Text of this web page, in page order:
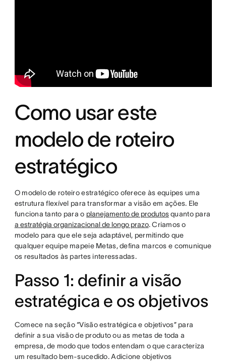
Como usar este
modelo de roteiro
estratégico
O modelo de roteiro estratégico oferece às equipes uma
estrutura flexível para transformar a visão em ações. Ele
funciona tanto para o planejamento de produtosquanto para
a estratégia organizacional de longo prazo. Criamos o
modelo para que ele seja adaptável, permitindo que
qualquer equipe mapeie Metas, defina marcos e comunique
os resultados às partes interessadas.
Passo 1: definir a visão
estratégica e os objetivos
Comece na seção “Visão estratégica e objetivos” para
definir a sua visão de produto ou as metas de toda a
empresa, de modo que todos entendam o que caracteriza
um resultado bem-sucedido. Adicione objetivos